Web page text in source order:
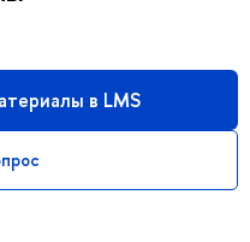
в LMS